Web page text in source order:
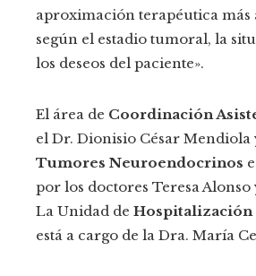
aproximación terapéutica más
según el estadio tumoral, la
los deseos del paciente».
El área de Coordinación
el Dr. Dionisio César Mendiola
Tumores Neuroendocrinos
por los doctores Teresa Alonso
La Unidad de Hospitalización
está a cargo de la Dra. María